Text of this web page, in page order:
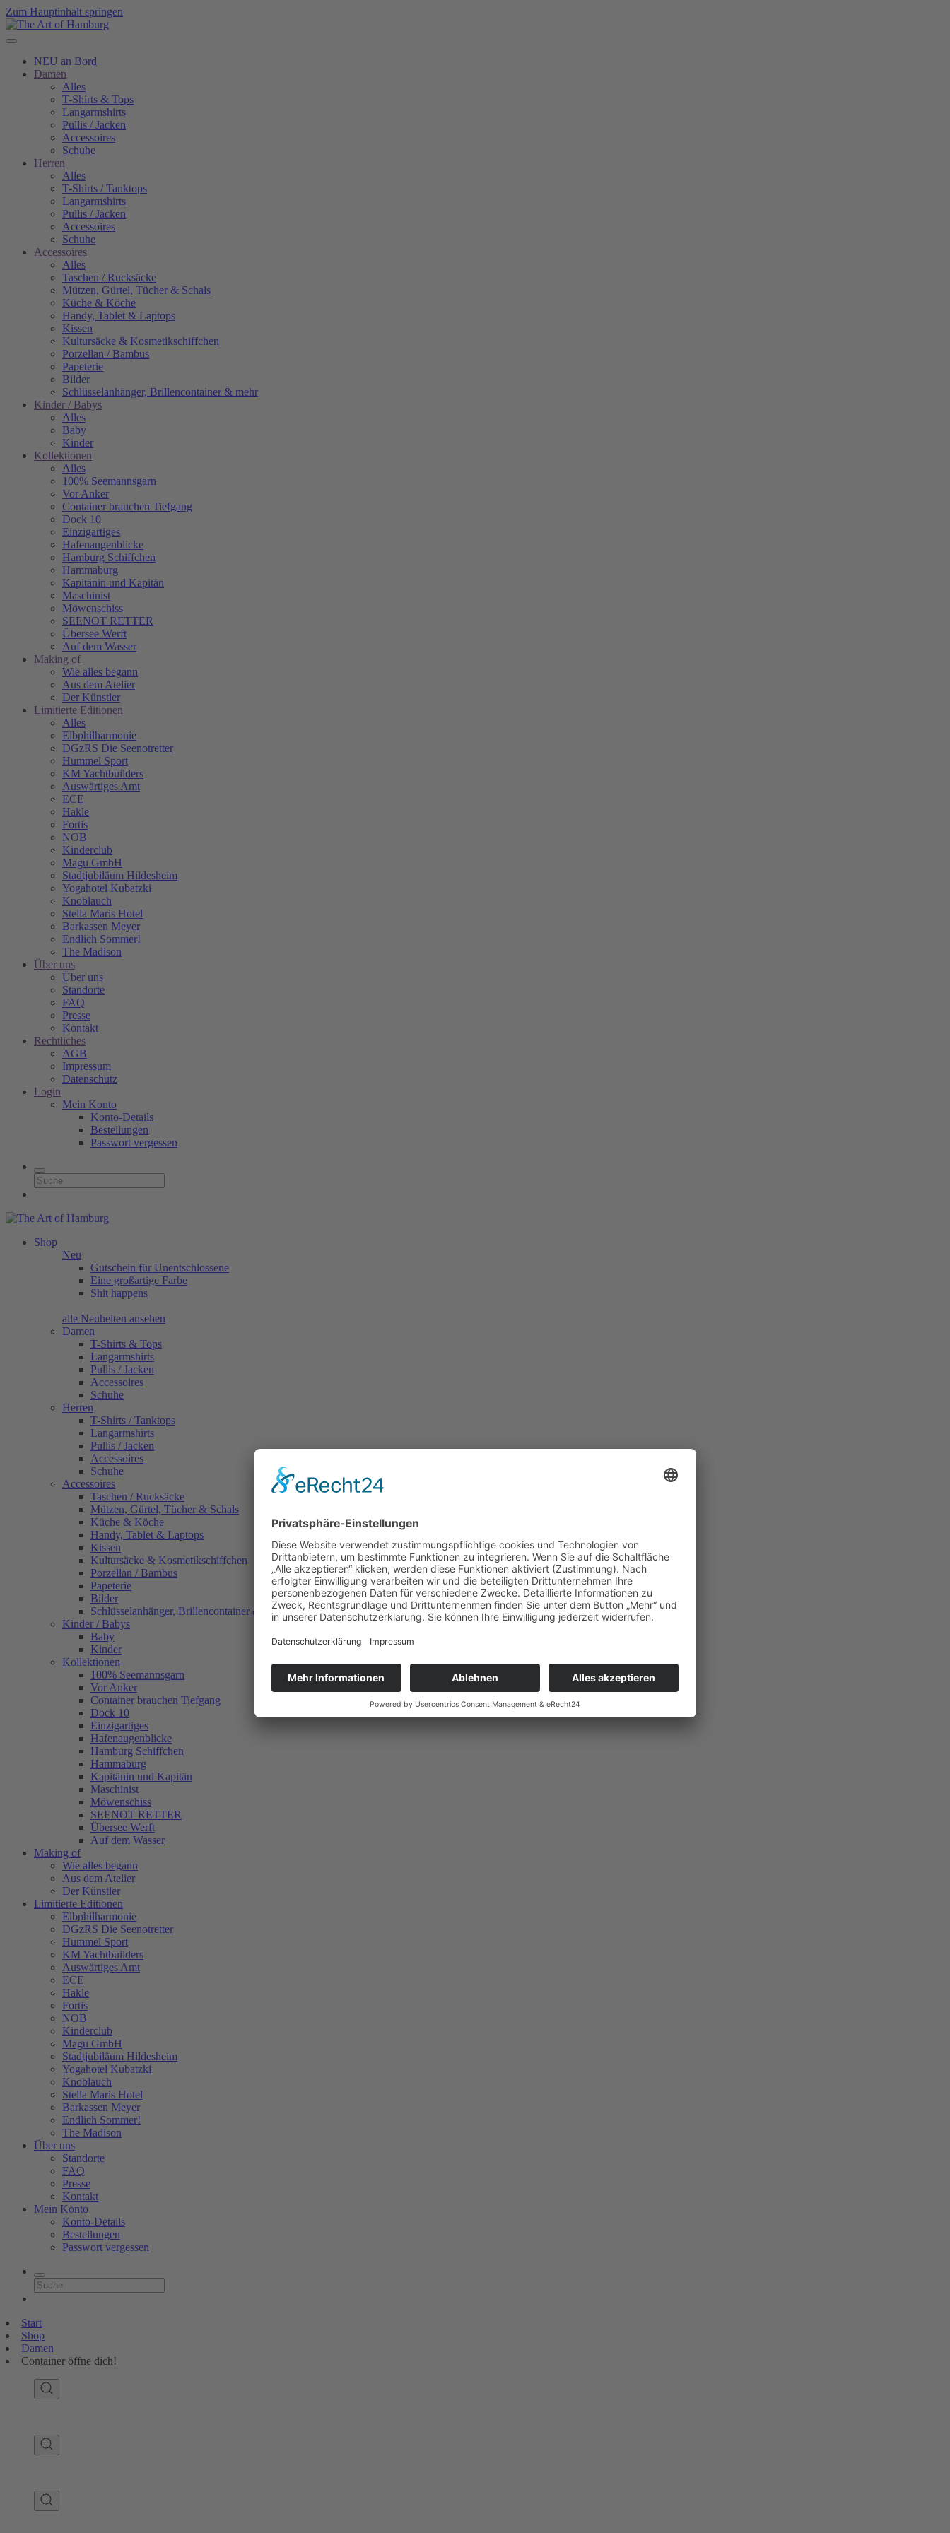
Zum Hauptinhalt springen
NEU an Bord
Damen
Alles
T-Shirts & Tops
Langarmshirts
Pullis / Jacken
Accessoires
Schuhe
Herren
Alles
T-Shirts / Tanktops
Langarmshirts
Pullis / Jacken
Accessoires
Schuhe
Accessoires
Alles
Taschen / Rucksäcke
Mützen, Gürtel, Tücher & Schals
Küche & Köche
Handy, Tablet & Laptops
Kissen
Kultursäcke & Kosmetikschiffchen
Porzellan / Bambus
Papeterie
Bilder
Schlüsselanhänger, Brillencontainer & mehr
Kinder / Babys
Alles
Baby
Kinder
Kollektionen
Alles
100% Seemannsgarn
Vor Anker
Container brauchen Tiefgang
Dock 10
Einzigartiges
Hafenaugen­blicke
Hamburg Schiffchen
Hammaburg
Kapitänin und Kapitän
Maschinist
Möwenschiss
SEENOT RETTER
Übersee Werft
Auf dem Wasser
Making of
Wie alles begann
Aus dem Atelier
Der Künstler
Limitierte Editionen
Alles
Elbphilharmonie
DGzRS Die Seenotretter
Hummel Sport
KM Yachtbuilders
Auswärtiges Amt
ECE
Hakle
Fortis
NOB
Kinderclub
Magu GmbH
Stadtjubiläum Hildesheim
Yogahotel Kubatzki
Knoblauch
Stella Maris Hotel
Barkassen Meyer
Endlich Sommer!
The Madison
Über uns
Über uns
Standorte
FAQ
Presse
Kontakt
Rechtliches
AGB
Impressum
Datenschutz
Login
Mein Konto
Konto-Details
Bestellungen
Passwort vergessen
Shop
Neu
Gutschein für Unentschlossene
Eine großartige Farbe
Shit happens
alle Neuheiten ansehen
Damen
T-Shirts & Tops
Langarmshirts
Pullis / Jacken
Accessoires
Schuhe
Herren
T-Shirts / Tanktops
Langarmshirts
Pullis / Jacken
Accessoires
Schuhe
Accessoires
Taschen / Rucksäcke
Mützen, Gürtel, Tücher & Schals
Küche & Köche
Handy, Tablet & Laptops
Kissen
Kultursäcke & Kosmetikschiffchen
Porzellan / Bambus
Papeterie
Bilder
Schlüsselanhänger, Brillencontainer & mehr
Kinder / Babys
Baby
Kinder
Kollektionen
100% Seemannsgarn
Vor Anker
Container brauchen Tiefgang
Dock 10
Einzigartiges
Hafenaugen­blicke
Hamburg Schiffchen
Hammaburg
Kapitänin und Kapitän
Maschinist
Möwenschiss
SEENOT RETTER
Übersee Werft
Auf dem Wasser
Making of
Wie alles begann
Aus dem Atelier
Der Künstler
Limitierte Editionen
Elbphilharmonie
DGzRS Die Seenotretter
Hummel Sport
KM Yachtbuilders
Auswärtiges Amt
ECE
Hakle
Fortis
NOB
Kinderclub
Magu GmbH
Stadtjubiläum Hildesheim
Yogahotel Kubatzki
Knoblauch
Stella Maris Hotel
Barkassen Meyer
Endlich Sommer!
The Madison
Über uns
Standorte
FAQ
Presse
Kontakt
Mein Konto
Konto-Details
Bestellungen
Passwort vergessen
Start
Shop
Damen
Container öffne dich!